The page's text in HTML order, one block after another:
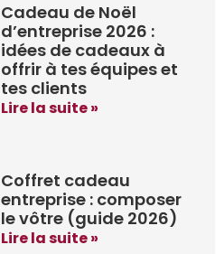
Cadeau de Noël
d’entreprise 2026 :
idées de cadeaux à
offrir à tes équipes et
tes clients
Lire la suite »
Coffret cadeau
entreprise : composer
le vôtre (guide 2026)
Lire la suite »